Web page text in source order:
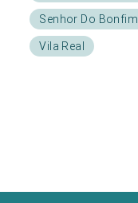
Senhor Do Bonfim
Vila Real